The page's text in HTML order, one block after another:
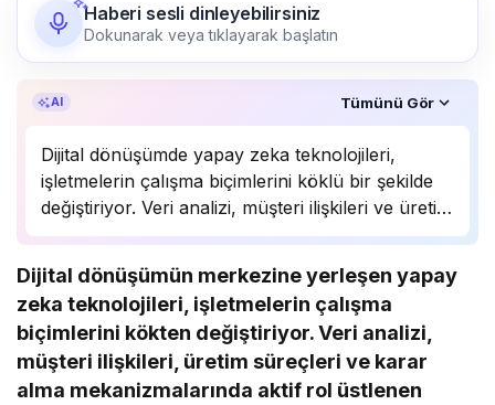
Haberi sesli dinleyebilirsiniz
Dokunarak veya tıklayarak başlatın
AI Tümünü Gör
Dijital dönüşümde yapay zeka teknolojileri,
işletmelerin çalışma biçimlerini köklü bir şekilde
değiştiriyor. Veri analizi, müşteri ilişkileri ve üretim
süreçlerinde önemli bir rol oynayan yapay zeka,
Uzmanlar, bu teknolojinin önümüzdeki yıllarda
daha da yaygınlaşarak…
Dijital dönüşümün merkezine yerleşen yapay
zeka teknolojileri, işletmelerin çalışma
biçimlerini kökten değiştiriyor. Veri analizi,
müşteri ilişkileri, üretim süreçleri ve karar
alma mekanizmalarında aktif rol üstlenen